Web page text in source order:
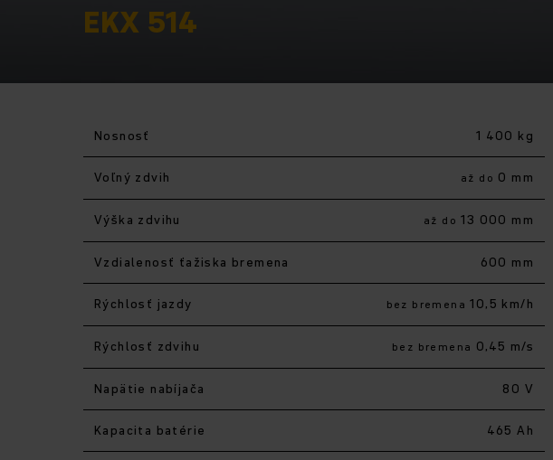
EKX 514
Nosnosť 1 400 kg
Voľný zdvih až do 0 mm
Výška zdvihu až do 13 000 mm
Vzdialenosť ťažiska bremena 600 mm
Rýchlosť jazdy bez bremena 10,5 km/h
Rýchlosť zdvihu bez bremena 0,45 m/s
Napätie nabíjača 80 V
Kapacita batérie 465 Ah